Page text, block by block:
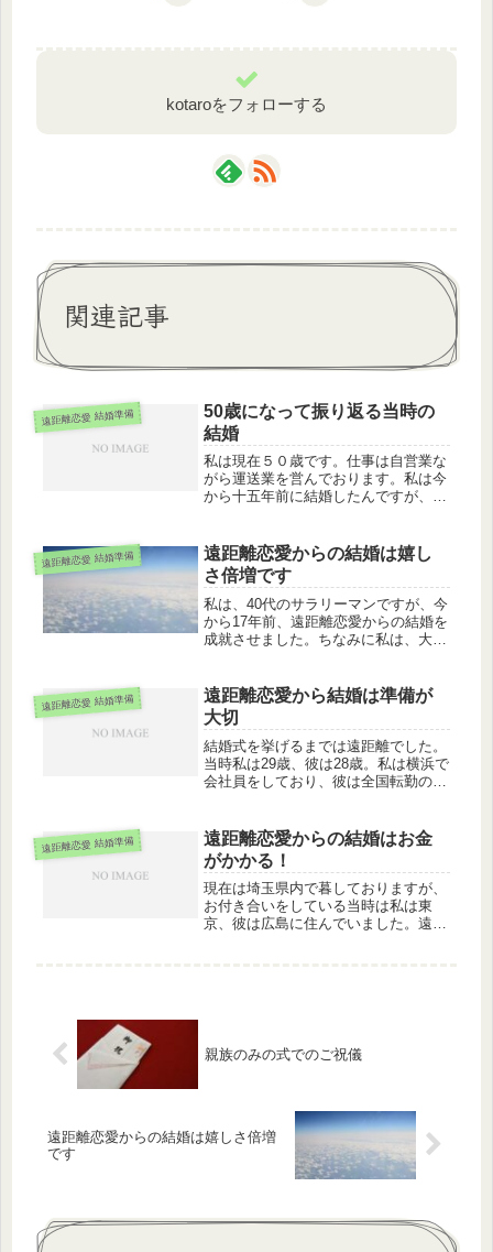
kotaroをフォローする
関連記事
遠距離恋愛 結婚準備
50歳になって振り返る当時の
結婚
私は現在５０歳です。仕事は自営業な
がら運送業を営んでおります。私は今
から十五年前に結婚したんですが、現
には１７０キロほど離れていました。
遠距離恋愛 結婚準備
遠距離恋愛からの結婚は嬉し
さ倍増です
私は、40代のサラリーマンですが、今
から17年前、遠距離恋愛からの結婚を
成就させました。ちなみに私は、大阪
していた時に合コンで知り合い、そこ
から恋愛に発展致しました。結果と...
遠距離恋愛 結婚準備
遠距離恋愛から結婚は準備が
大切
結婚式を挙げるまでは遠距離でした。
当時私は29歳、彼は28歳。私は横浜で
会社員をしており、彼は全国転勤のあ
形で遠距離恋愛を続けていました。結
婚を決めたのはある日私の家にいる...
遠距離恋愛 結婚準備
遠距離恋愛からの結婚はお金
がかかる！
現在は埼玉県内で暮しておりますが、
お付き合いをしている当時は私は東
京、彼は広島に住んでいました。遠距
親族のみの式でのご祝儀
遠距離恋愛からの結婚は嬉しさ倍増
です